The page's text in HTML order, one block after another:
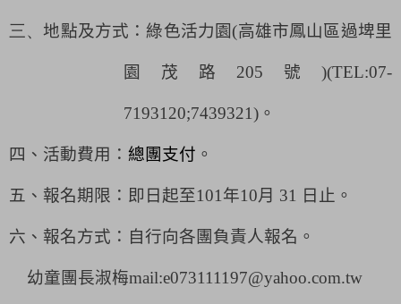
三、地點及方式： 綠色活力園(高雄市鳳山區過埤里
園茂路205號)(TEL:07-
7193120;7439321) 。
四、活動費用： 總團支付 。
五、報名期限：即日起至101 年10月 31 日止。
六、報名方式：自行向各團負責人報名。
幼童團長淑梅mail:e073111197@yahoo.com.tw